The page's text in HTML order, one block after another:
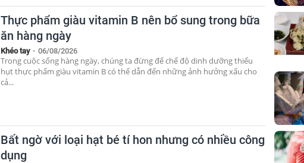
Thực phẩm giàu vitamin B nên bổ sung trong bữa
ăn hàng ngày
Khéo tay - 06/08/2026
Trong cuộc sống hàng ngày, chúng ta đừng để chế độ dinh dưỡng thiếu
hụt thực phẩm giàu vitamin B có thể dẫn đến những ảnh hưởng xấu cho
cả...
Bất ngờ với loại hạt bé tí hon nhưng có nhiều công
dụng